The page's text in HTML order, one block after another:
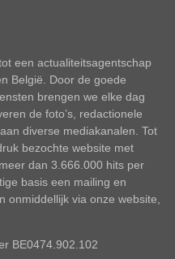
een actualiteitsagentschap
België. Door de goede
brengen we elke dag
de foto’s, redactionele
diverse mediakanalen. Tot
bezochte website met
dan 3.666.000 hits per
basis een mailing en
onmiddellijk via onze website,
BE0474.902.102